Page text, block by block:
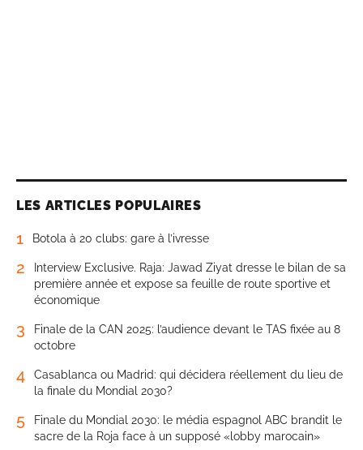
LES ARTICLES POPULAIRES
1 Botola à 20 clubs: gare à l’ivresse
2
Interview Exclusive. Raja: Jawad Ziyat dresse le bilan de sa
première année et expose sa feuille de route sportive et
économique
3
Finale de la CAN 2025: l’audience devant le TAS fixée au 8
octobre
4
Casablanca ou Madrid: qui décidera réellement du lieu de
la finale du Mondial 2030?
5
Finale du Mondial 2030: le média espagnol ABC brandit le
sacre de la Roja face à un supposé «lobby marocain»